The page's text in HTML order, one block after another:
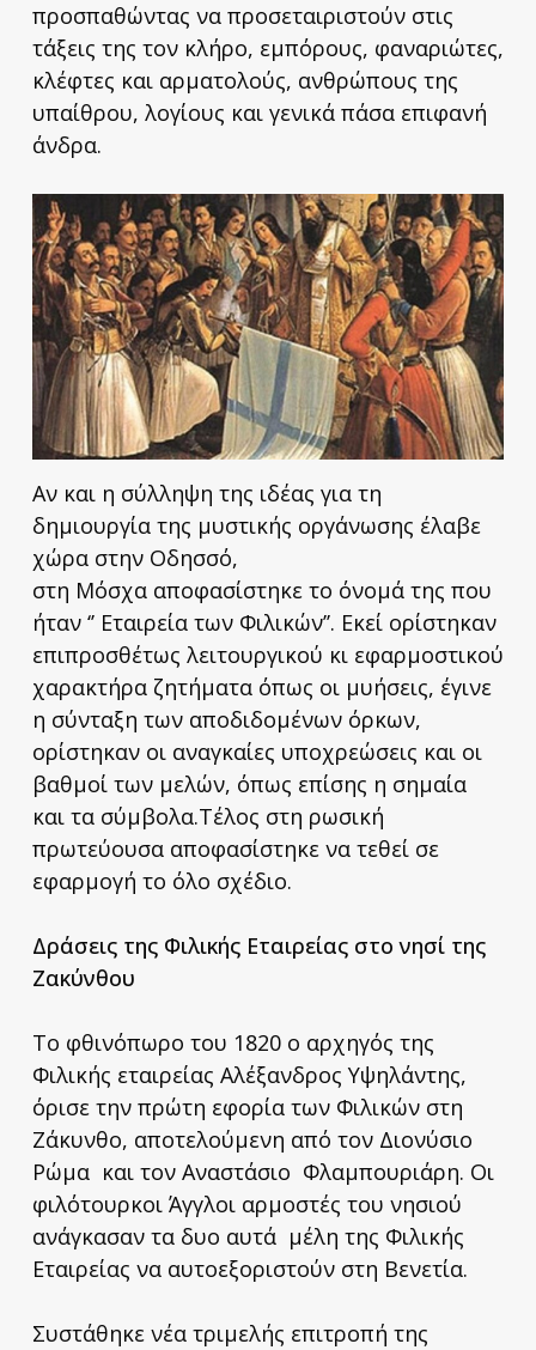
προσπαθώντας να προσεταιριστούν στις
τάξεις της τον κλήρο, εμπόρους, φαναριώτες,
κλέφτες και αρματολούς, ανθρώπους της
υπαίθρου, λογίους και γενικά πάσα επιφανή
άνδρα.
Αν και η σύλληψη της ιδέας για τη
δημιουργία της μυστικής οργάνωσης έλαβε
χώρα στην Οδησσό,
στη Μόσχα αποφασίστηκε το όνομά της που
ήταν ‘’ Εταιρεία των Φιλικών’’. Εκεί ορίστηκαν
επιπροσθέτως λειτουργικού κι εφαρμοστικού
χαρακτήρα ζητήματα όπως οι μυήσεις, έγινε
η σύνταξη των αποδιδομένων όρκων,
ορίστηκαν οι αναγκαίες υποχρεώσεις και οι
βαθμοί των μελών, όπως επίσης η σημαία
και τα σύμβολα.Τέλος στη ρωσική
πρωτεύουσα αποφασίστηκε να τεθεί σε
εφαρμογή το όλο σχέδιο.
Δράσεις της Φιλικής Εταιρείας στο νησί της
Ζακύνθου
Το φθινόπωρο του 1820 ο αρχηγός της
Φιλικής εταιρείας Αλέξανδρος Υψηλάντης,
όρισε την πρώτη εφορία των Φιλικών στη
Ζάκυνθο, αποτελούμενη από τον Διονύσιο
Ρώμα και τον Αναστάσιο Φλαμπουριάρη. Οι
φιλότουρκοι Άγγλοι αρμοστές του νησιού
ανάγκασαν τα δυο αυτά μέλη της Φιλικής
Εταιρείας να αυτοεξοριστούν στη Βενετία.
Συστάθηκε νέα τριμελής επιτροπή της